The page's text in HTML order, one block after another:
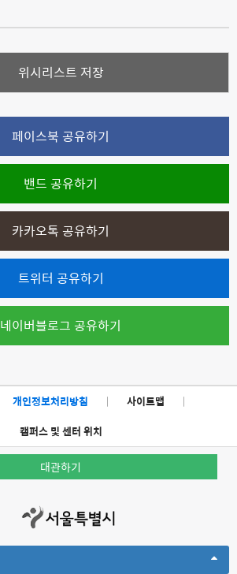
위시리스트 저장
페이스북 공유하기
밴드 공유하기
카카오톡 공유하기
트위터 공유하기
네이버블로그 공유하기
개인정보처리방침 | 사이트맵
|
캠퍼스 및 센터 위치
대관하기